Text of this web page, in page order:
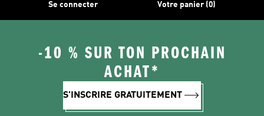
Se connecter Votre panier (0)
-10 % SUR TON PROCHAIN
ACHAT*
S'INSCRIRE GRATUITEMENT